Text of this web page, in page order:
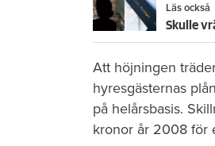
Läs också
Skulle
Att höjningen
hyresgästernas
på helårsbasis.
kronor år 2008 för